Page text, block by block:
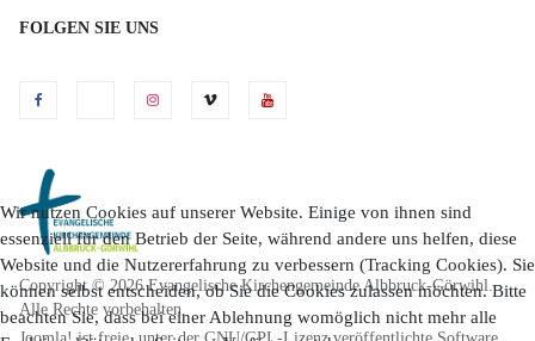
FOLGEN SIE UNS
Copyright © 2026 Evangelische Kirchengemeinde Albbruck-Görwihl.
Alle Rechte vorbehalten.
Joomla! ist freie, unter der GNU/GPL-Lizenzveröffentlichte Software.
Wir nutzen Cookies auf unserer Website. Einige von ihnen sind
essenziell für den Betrieb der Seite, während andere uns helfen, diese
Website und die Nutzererfahrung zu verbessern (Tracking Cookies). Sie
können selbst entscheiden, ob Sie die Cookies zulassen möchten. Bitte
beachten Sie, dass bei einer Ablehnung womöglich nicht mehr alle